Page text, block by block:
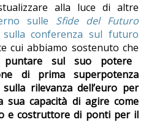
alla luce di altre
sulle Sfide del Futuro
sulla conferenza sul futuro
cui abbiamo sostenuto che
puntare sul suo potere
di prima superpotenza
rilevanza dell’euro per
sua capacità di agire come
e costruttore di ponti per il